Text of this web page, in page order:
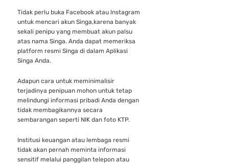
Tidak perlu buka Facebook atau lnstagram
untuk mencari akun Singa,karena banyak
sekali penipu yang membuat akun palsu
atas nama Singa. Anda dapat memeriksa
platform resmi Singa di dalam Aplikasi
Singa Anda.
Adapun cara untuk meminimalisir
terjadinya penipuan mohon untuk tetap
melindungi informasi pribadi Anda dengan
tidak membagikannya secara
sembarangan seperti NIK dan foto KTP.
Institusi keuangan atau lembaga resmi
tidak akan pernah meminta informasi
sensitif melalui panggilan telepon atau